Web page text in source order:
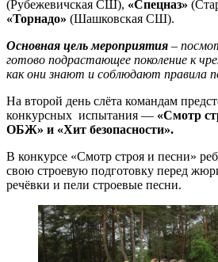
(Рубежевичская СШ), «Спецназ»
«Торнадо» (Шашковская СШ).
Основная цель мероприятия –
готово подрастающее поколение к
как они знают и соблюдают правила
На второй день слёта командам
конкурсных испытания — «Смотр
ОБЖ» и «Хит безопасности».
В конкурсе «Смотр строя и песни»
свою строевую подготовку перед
речёвки и пели строевые песни.